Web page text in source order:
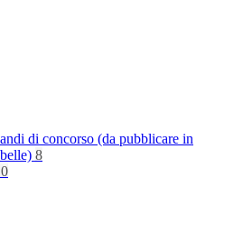
di concorso (da pubblicare in
8